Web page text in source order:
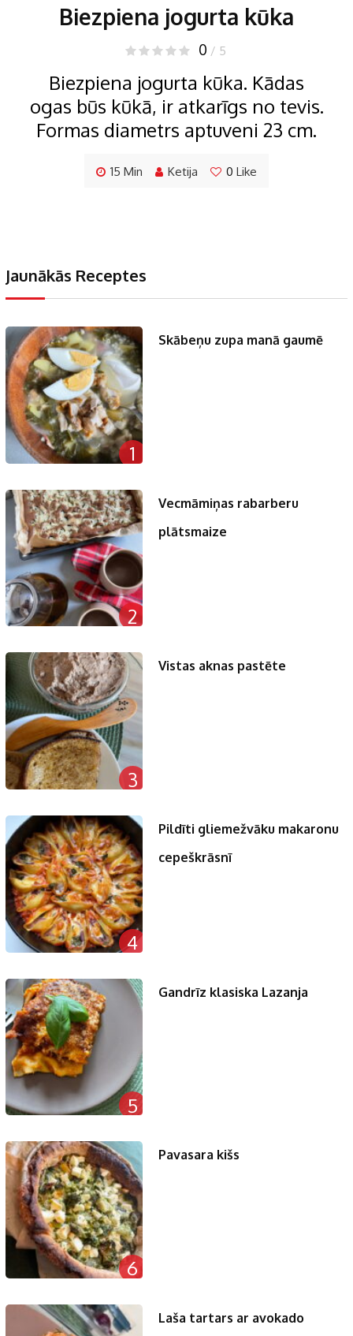
Biezpiena jogurta kūka
0 / 5
Biezpiena jogurta kūka. Kādas
ogas būs kūkā, ir atkarīgs no tevis.
Formas diametrs aptuveni 23 cm.
15 Min Ketija 0 Like
Jaunākās Receptes
1
Skābeņu zupa manā gaumē
2
Vecmāmiņas rabarberu
plātsmaize
3
Vistas aknas pastēte
4
Pildīti gliemežvāku makaronu
cepeškrāsnī
5
Gandrīz klasiska Lazanja
6
Pavasara kišs
Laša tartars ar avokado